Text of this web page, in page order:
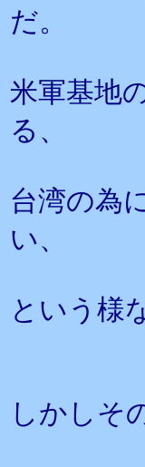
だ。
米軍基地
る、
台湾の為
い、
という様
しかしそ